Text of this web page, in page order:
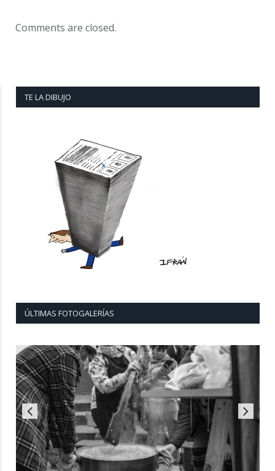
Comments are closed.
TE LA DIBUJO
ÚLTIMAS FOTOGALERÍAS